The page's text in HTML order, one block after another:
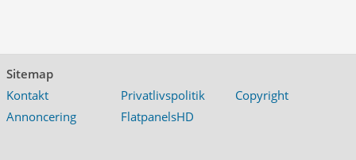
Sitemap
Kontakt
Privatlivspolitik
Copyright
Annoncering
FlatpanelsHD